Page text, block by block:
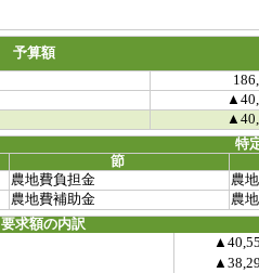
予算額
特
節
農地費負担金
農
農地費補助金
農
要求額の内訳